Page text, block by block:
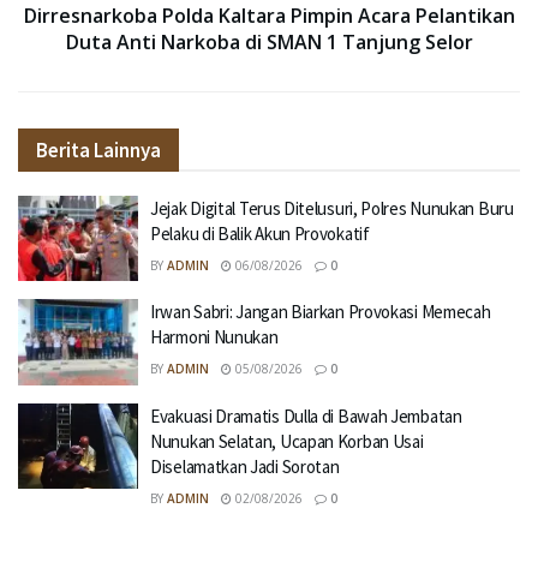
Dirresnarkoba Polda Kaltara Pimpin Acara Pelantikan
Duta Anti Narkoba di SMAN 1 Tanjung Selor
Berita Lainnya
Jejak Digital Terus Ditelusuri, Polres Nunukan Buru
Pelaku di Balik Akun Provokatif
BY ADMIN 06/08/2026 0
Irwan Sabri: Jangan Biarkan Provokasi Memecah
Harmoni Nunukan
BY ADMIN 05/08/2026 0
Evakuasi Dramatis Dulla di Bawah Jembatan
Nunukan Selatan, Ucapan Korban Usai
Diselamatkan Jadi Sorotan
BY ADMIN 02/08/2026 0